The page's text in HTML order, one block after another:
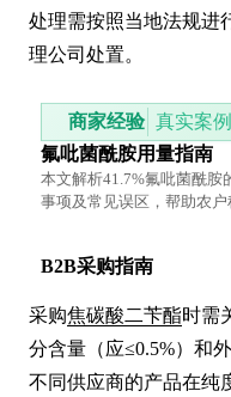
处理需按照当地法规进
理公司处置。
商家经验 真实案
氟吡菌酰胺用量指南
本文解析41.7%氟吡菌酰胺
事项及常见误区，帮助农户
B2B采购指南
采购焦碳酸二苄酯时需
分含量（应≤0.5%）和
不同供应商的产品在纯